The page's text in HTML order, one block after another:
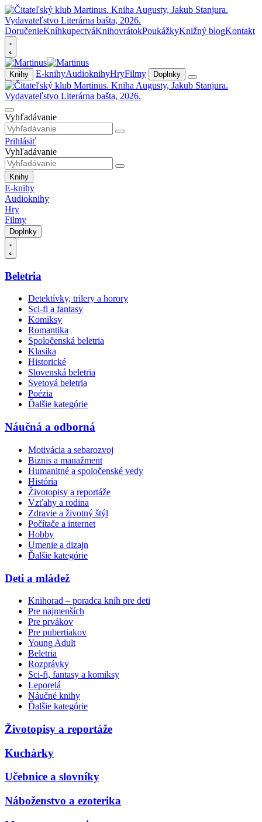
DoručenieKníhkupectváKnihovrátokPoukážkyKnižný blogKontakt
Knihy E-knihyAudioknihyHryFilmy Doplnky
Vyhľadávanie
Prihlásiť
Vyhľadávanie
Knihy
E-knihy
Audioknihy
Hry
Filmy
Doplnky
Beletria
Detektívky, trilery a horory
Sci-fi a fantasy
Komiksy
Romantika
Spoločenská beletria
Klasika
Historické
Slovenská beletria
Svetová beletria
Poézia
Ďalšie kategórie
Náučná a odborná
Motivácia a sebarozvoj
Biznis a manažment
Humanitné a spoločenské vedy
História
Životopisy a reportáže
Vzťahy a rodina
Zdravie a životný štýl
Počítače a internet
Hobby
Umenie a dizajn
Ďalšie kategórie
Deti a mládež
Knihorad – poradca kníh pre deti
Pre najmenších
Pre prvákov
Pre pubertiakov
Young Adult
Beletria
Rozprávky
Sci-fi, fantasy a komiksy
Leporelá
Náučné knihy
Ďalšie kategórie
Životopisy a reportáže
Kuchárky
Učebnice a slovníky
Náboženstvo a ezoterika